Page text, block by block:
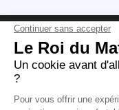
Conditions des offres
Black Friday
Destockage